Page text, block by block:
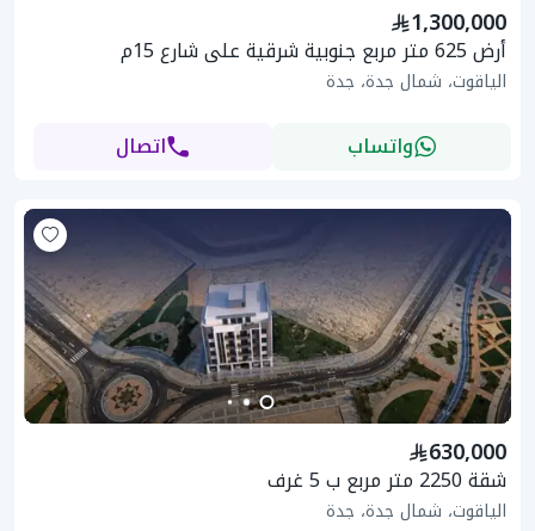
1,300,000
أرض 625 متر مربع جنوبية شرقية على شارع 15م
الياقوت، شمال جدة، جدة
واتساب اتصال
630,000
شقة 2250 متر مربع ب 5 غرف
الياقوت، شمال جدة، جدة